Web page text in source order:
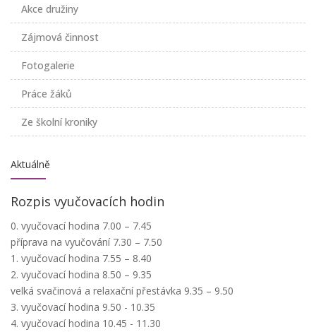
Akce družiny
Zájmová činnost
Fotogalerie
Práce žáků
Ze školní kroniky
Aktuálně
Rozpis vyučovacích hodin
0. vyučovací hodina 7.00 – 7.45
příprava na vyučování 7.30 – 7.50
1. vyučovací hodina 7.55 – 8.40
2. vyučovací hodina 8.50 – 9.35
velká svačinová a relaxační přestávka 9.35 – 9.50
3. vyučovací hodina 9.50 - 10.35
4. vyučovací hodina 10.45 - 11.30